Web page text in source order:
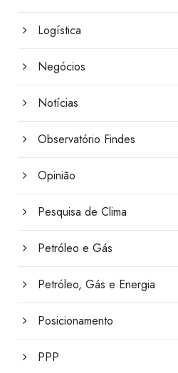
Logística
Negócios
Notícias
Observatório Findes
Opinião
Pesquisa de Clima
Petróleo e Gás
Petróleo, Gás e Energia
Posicionamento
PPP